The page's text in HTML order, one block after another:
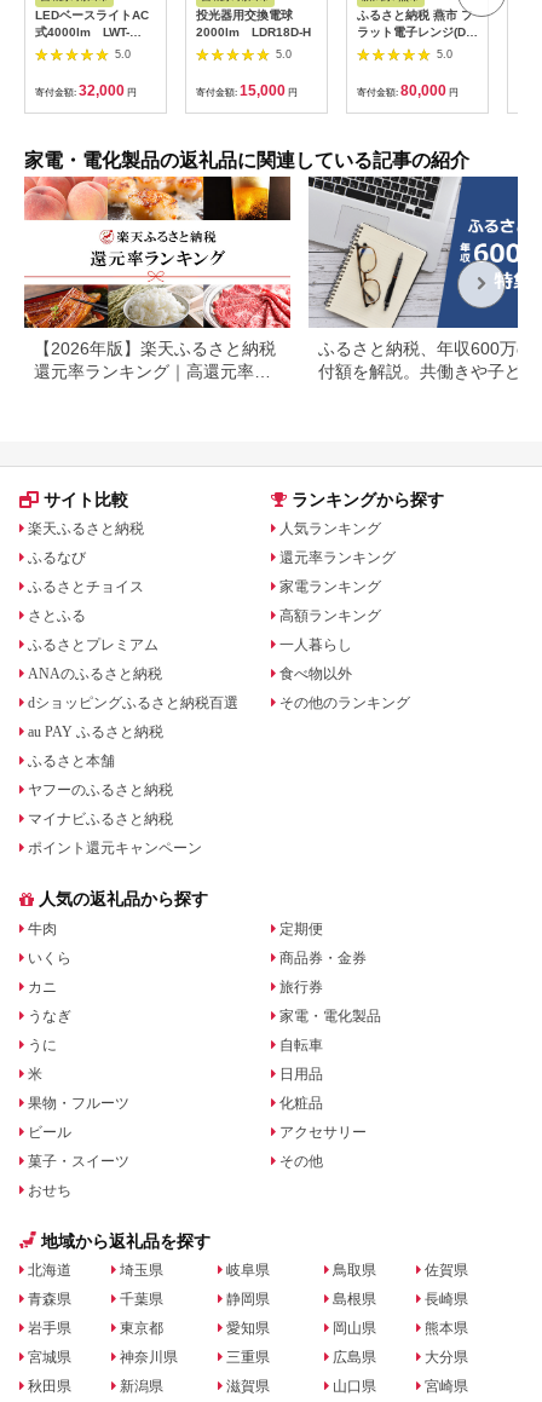
LEDベースライトAC
式4000lm LWT-
4000BA
5.0
寄付金額: 32,000 円
投光器用交換電球
2000lm LDR18D-H
5.0
寄付金額: 15,000 円
ふるさと納税 燕市 フ
ラット電子レンジ(DR-
LD20W)
5.0
寄付金額: 80,000 円
家電・電化製品の返礼品に関連している記事の紹介
【2026年版】楽天ふるさと納税
還元率ランキング｜高還元率返
ふるさと納税、年収600万の
付額を解説。共働きや子ども
サイト比較
楽天ふるさと納税
ふるなび
ふるさとチョイス
さとふる
ふるさとプレミアム
ANAのふるさと納税
dショッピングふるさと納税百選
au PAY ふるさと納税
ふるさと本舗
ヤフーのふるさと納税
マイナビふるさと納税
ポイント還元キャンペーン
ランキングから探す
人気ランキング
還元率ランキング
家電ランキング
高額ランキング
一人暮らし
食べ物以外
その他のランキング
人気の返礼品から探す
牛肉
いくら
カニ
うなぎ
うに
米
果物・フルーツ
ビール
菓子・スイーツ
おせち
定期便
商品券・金券
旅行券
家電・電化製品
自転車
日用品
化粧品
アクセサリー
その他
地域から返礼品を探す
北海道
青森県
岩手県
宮城県
秋田県
埼玉県
千葉県
東京都
神奈川県
新潟県
岐阜県
静岡県
愛知県
三重県
滋賀県
鳥取県
島根県
岡山県
広島県
山口県
佐賀県
長崎県
熊本県
大分県
宮崎県